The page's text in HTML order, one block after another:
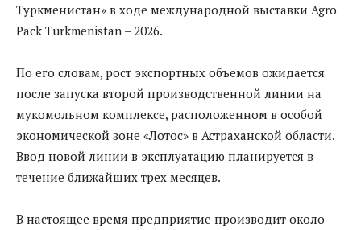
Туркменистан» в ходе международной выставки Agro
Pack Turkmenistan – 2026.
По его словам, рост экспортных объемов ожидается
после запуска второй производственной линии на
мукомольном комплексе, расположенном в особой
экономической зоне «Лотос» в Астраханской области.
Ввод новой линии в эксплуатацию планируется в
течение ближайших трех месяцев.
В настоящее время предприятие производит около